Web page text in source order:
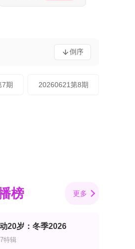
倒序
7期 20260621第8期
榜 更多
20岁：冬季2026
特辑